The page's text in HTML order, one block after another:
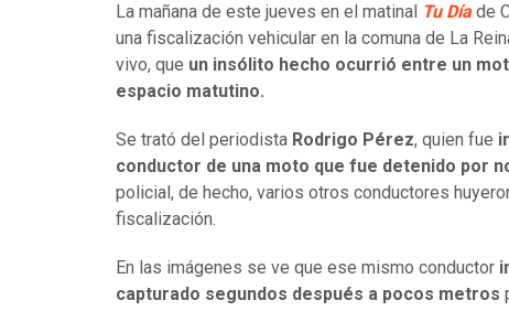
La mañana de este jueves en el matinal Tu Díade
una fiscalización vehicular en la comuna de La
vivo, que un insólito hecho ocurrió entre un
espacio matutino.
Se trató del periodista Rodrigo Pérez, quien fue
conductor de una moto que fue detenido por
policial, de hecho, varios otros conductores
fiscalización.
En las imágenes se ve que ese mismo conductor
capturado segundos después a pocos metros